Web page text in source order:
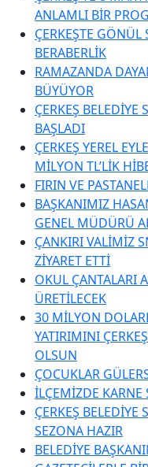
ANLAMLI BİR
ÇERKEŞTE
BERABERLİK
RAMAZANDA
BÜYÜYOR
ÇERKEŞ BELEDİYE
BAŞLADI
ÇERKEŞ YEREL
MİLYON TL’LİK
FIRIN VE
BAŞKANIMIZ
GENEL MÜDÜRÜ
ÇANKIRI VALİMİZ
ZİYARET ETTİ
OKUL ÇANTALARI
ÜRETİLECEK
30 MİLYON
YATIRIMINI
OLSUN
ÇOCUKLAR
İLÇEMİZDE KARNE
ÇERKEŞ
SEZONA HAZIR
BELEDİYE